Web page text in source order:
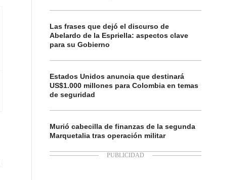
Las frases que dejó el discurso de
Abelardo de la Espriella: aspectos clave
para su Gobierno
Estados Unidos anuncia que destinará
US$1.000 millones para Colombia en temas
de seguridad
Murió cabecilla de finanzas de la segunda
Marquetalia tras operación militar